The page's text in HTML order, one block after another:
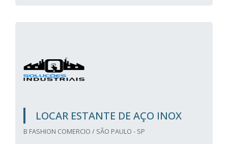
LOCAR ESTANTE DE AÇO INOX
B FASHION COMERCIO / SÃO PAULO - SP